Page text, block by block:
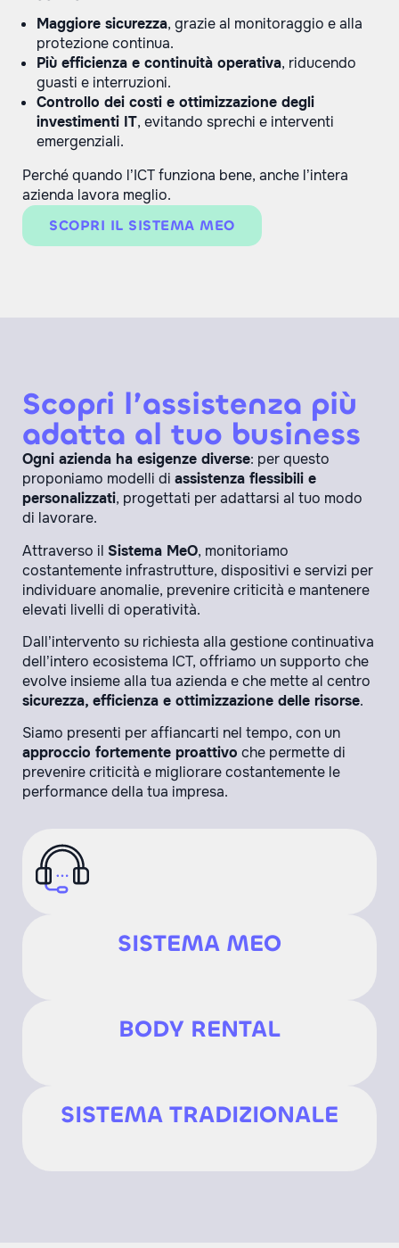
Maggiore sicurezza, grazie al monitoraggio e alla
protezione continua.
Più efficienza e continuità operativa, riducendo
guasti e interruzioni.
Controllo dei costi e ottimizzazione degli
investimenti IT, evitando sprechi e interventi
emergenziali.
Perché quando l’ICT funziona bene, anche l’intera
azienda lavora meglio.
SCOPRI IL SISTEMA MEO
Scopri l’assistenza più
adatta al tuo business
Ogni azienda ha esigenze diverse: per questo
proponiamo modelli di assistenza flessibili e
personalizzati, progettati per adattarsi al tuo modo
di lavorare.
Attraverso il Sistema MeO, monitoriamo
costantemente infrastrutture, dispositivi e servizi per
individuare anomalie, prevenire criticità e mantenere
elevati livelli di operatività.
Dall’intervento su richiesta alla gestione continuativa
dell’intero ecosistema ICT, offriamo un supporto che
evolve insieme alla tua azienda e che mette al centro
sicurezza, efficienza e ottimizzazione delle risorse.
Siamo presenti per affiancarti nel tempo, con un
approccio fortemente proattivo che permette di
prevenire criticità e migliorare costantemente le
performance della tua impresa.
SISTEMA MEO
BODY RENTAL
SISTEMA TRADIZIONALE